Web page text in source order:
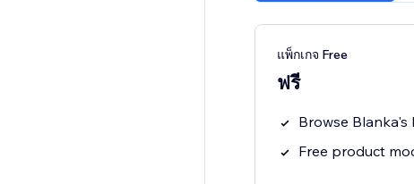
แพ็กเกจ Free
ฟรี
Browse
Free product